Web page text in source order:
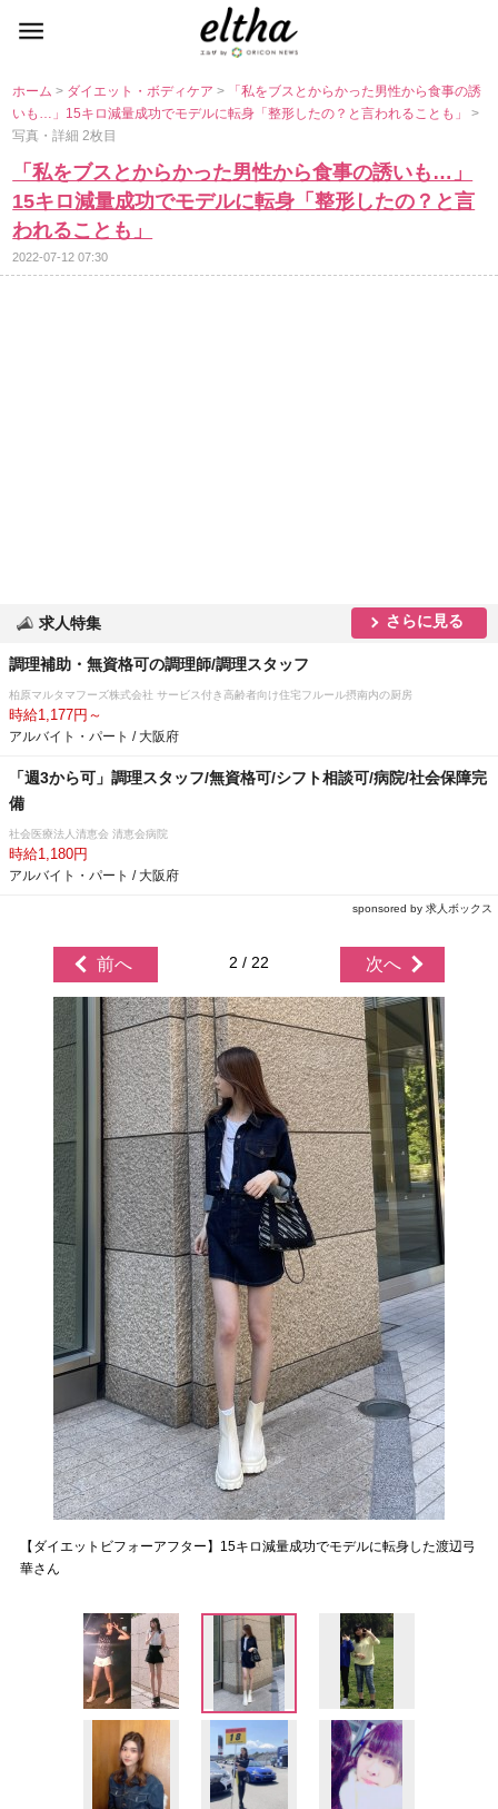
ホーム> ダイエット・ボディケア>
「私をブスとからかった男性から食事の誘
いも…」15キロ減量成功でモデルに転身「整形したの？と言われることも」>
写真・詳細 2枚目
「私をブスとからかった男性から食事の誘いも…」
15キロ減量成功でモデルに転身「整形したの？と言
われることも」
2022-07-12 07:30
求人特集 さらに見る
調理補助・無資格可の調理師/調理スタッフ
柏原マルタマフーズ株式会社 サービス付き高齢者向け住宅フルール摂南内の厨房
時給1,177円～
アルバイト・パート / 大阪府
「週3から可」調理スタッフ/無資格可/シフト相談可/病院/社会保障完
備
社会医療法人清恵会 清恵会病院
時給1,180円
アルバイト・パート / 大阪府
sponsored by 求人ボックス
前へ 2 / 22 次へ
【ダイエットビフォーアフター】15キロ減量成功でモデルに転身した渡辺弓
華さん